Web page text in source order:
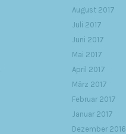
August 2017
Juli 2017
Juni 2017
Mai 2017
April 2017
März 2017
Februar 2017
Januar 2017
Dezember 2016